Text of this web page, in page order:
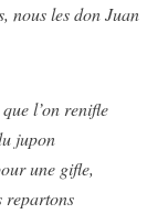
nous les don Juan
l’on renifle
jupon
une gifle,
repartons